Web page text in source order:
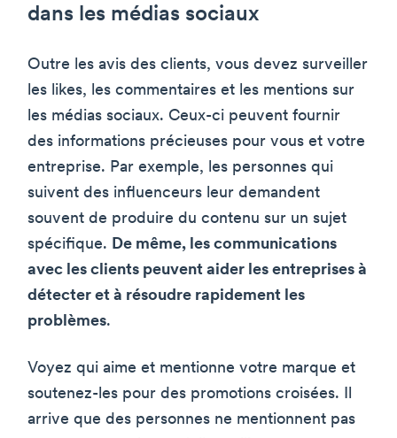
dans les médias sociaux
Outre les avis des clients, vous devez surveiller
les likes, les commentaires et les mentions sur
les médias sociaux. Ceux-ci peuvent fournir
des informations précieuses pour vous et votre
entreprise. Par exemple, les personnes qui
suivent des influenceurs leur demandent
souvent de produire du contenu sur un sujet
spécifique. De même, les communications
avec les clients peuvent aider les entreprises à
détecter et à résoudre rapidement les
problèmes.
Voyez qui aime et mentionne votre marque et
soutenez-les pour des promotions croisées. Il
arrive que des personnes ne mentionnent pas